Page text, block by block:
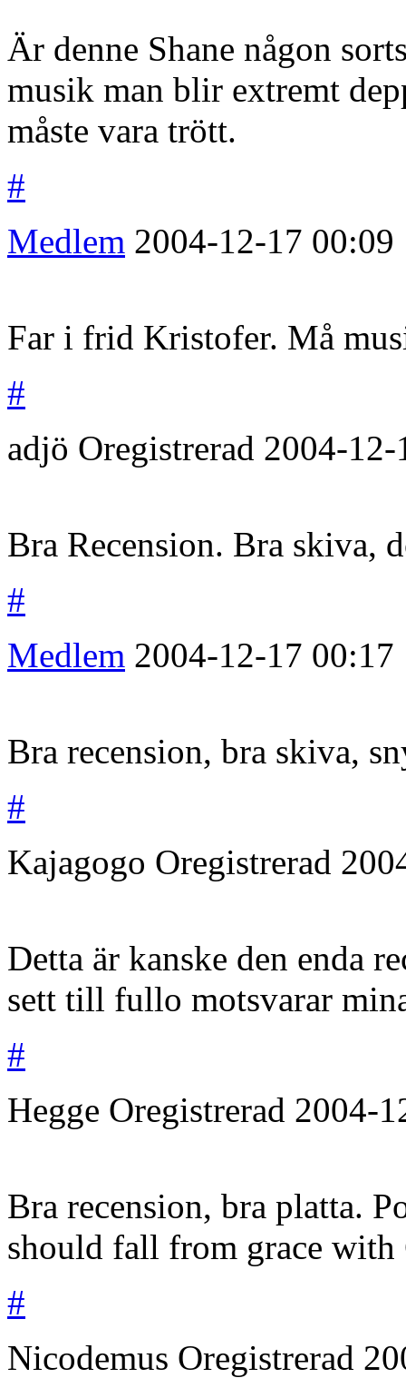
Är denne Shane någon
musik man blir extremt
måste vara trött.
#
Medlem 2004-12-17 00:09
Far i frid Kristofer. Må
#
adjö Oregistrerad 2004-12-
Bra Recension. Bra skiva,
#
Medlem 2004-12-17 00:17
Bra recension, bra skiva,
#
Kajagogo Oregistrerad
Detta är kanske den enda
sett till fullo motsvarar
#
Hegge Oregistrerad 2004-
Bra recension, bra platta.
should fall from grace with
#
Nicodemus Oregistrerad